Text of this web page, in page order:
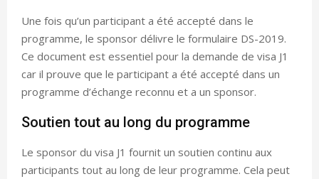
Une fois qu’un participant a été accepté dans le
programme, le sponsor délivre le formulaire DS-2019.
Ce document est essentiel pour la demande de visa J1
car il prouve que le participant a été accepté dans un
programme d’échange reconnu et a un sponsor.
Soutien tout au long du programme
Le sponsor du visa J1 fournit un soutien continu aux
participants tout au long de leur programme. Cela peut